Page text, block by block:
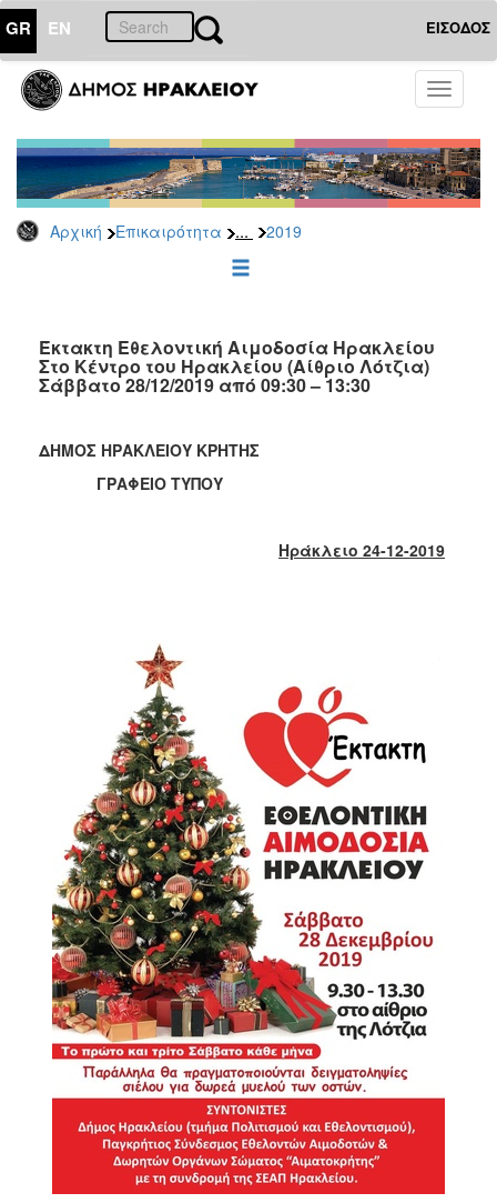
GR EN ΕΙΣΟΔΟΣ
Toggle
Αρχική Επικαιρότητα ... 2019
ΕΠΙΚΑΙΡΟΤΗΤΑ
Τύπου
Αρχείο
2026
2025
2022
2021
2019
2018
2006
ΔΗΜΟΤΗΣ
ΕΠΙΣΚΕΠΤΗΣ
ΗΡΑΚΛΕΙΟ
Έκτακτη Εθελοντική Αιμοδοσία Ηρακλείου
Στο Κέντρο του Ηρακλείου (Αίθριο Λότζια)
Σάββατο 28/12/2019 από 09:30 – 13:30
ΔΗΜΟΣ ΗΡΑΚΛΕΙΟΥ ΚΡΗΤΗΣ
ΓΡΑΦΕΙΟ ΤΥΠΟΥ
Ηράκλειο 24-12-2019